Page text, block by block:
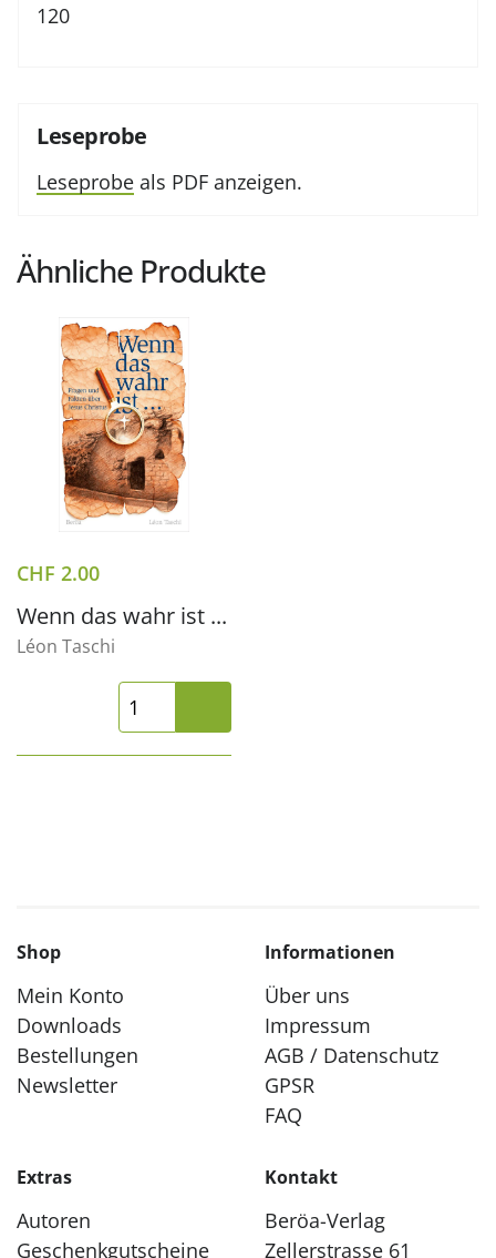
120
Leseprobe
Leseprobe als PDF anzeigen.
Ähnliche Produkte
CHF 2.00
Wenn das wahr ist ...
Léon Taschi
Shop
Mein Konto
Downloads
Bestellungen
Newsletter
Informationen
Über uns
Impressum
AGB / Datenschutz
GPSR
FAQ
Extras
Autoren
Geschenkgutscheine
Kontakt
Beröa-Verlag
Zellerstrasse 61